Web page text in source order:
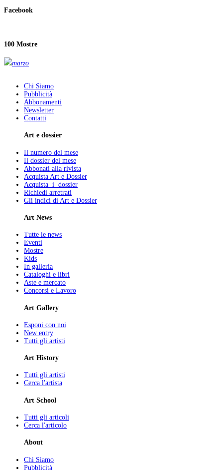
Facebook
100 Mostre
marzo
Chi Siamo
Pubblicità
Abbonamenti
Newsletter
Contatti
Art e dossier
Il numero del mese
Il dossier del mese
Abbonati alla rivista
Acquista Art e Dossier
Acquista i dossier
Richiedi arretrati
Gli indici di Art e Dossier
Art News
Tutte le news
Eventi
Mostre
Kids
In galleria
Cataloghi e libri
Aste e mercato
Concorsi e Lavoro
Art Gallery
Esponi con noi
New entry
Tutti gli artisti
Art History
Tutti gli artisti
Cerca l'artista
Art School
Tutti gli articoli
Cerca l'articolo
About
Chi Siamo
Pubblicità